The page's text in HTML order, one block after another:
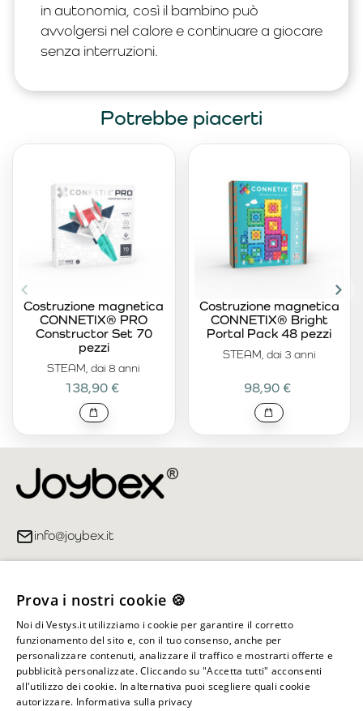
in autonomia, così il bambino può
avvolgersi nel calore e continuare a giocare
senza interruzioni.
Potrebbe piacerti
STEAM, dai 8 anni
Costruzione magnetica
CONNETIX® PRO
Constructor Set 70
pezzi
138,90 €
STEAM, dai 3 anni
Costruzione magnetica
CONNETIX® Bright
Portal Pack 48 pezzi
98,90 €
info@joybex.it
Account
Informazioni sul negozio
Prova i nostri cookie 🍪
Noi di Vestys.it utilizziamo i cookie per garantire il corretto
funzionamento del sito e, con il tuo consenso, anche per
personalizzare contenuti, analizzare il traffico e mostrarti offerte e
pubblicità personalizzate. Cliccando su "Accetta tutti" acconsenti
all'utilizzo dei cookie. In alternativa puoi scegliere quali cookie
autorizzare. Informativa sulla privacy